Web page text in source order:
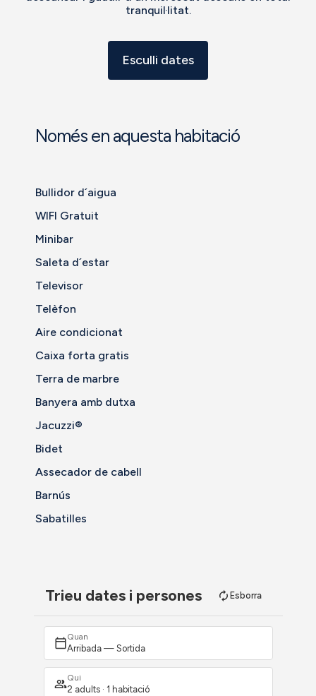
tranquil·litat.
Esculli dates
Només en aquesta habitació
Bullidor d´aigua
WIFI Gratuit
Minibar
Saleta d´estar
Televisor
Telèfon
Aire condicionat
Caixa forta gratis
Terra de marbre
Banyera amb dutxa
Jacuzzi®
Bidet
Assecador de cabell
Barnús
Sabatilles
Trieu dates i persones Esborra
Quan
Arribada — Sortida
Qui
2 adults · 1 habitació